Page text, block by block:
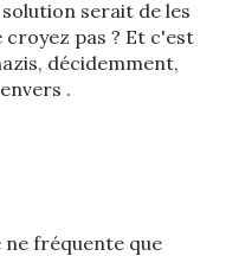
serait de les
pas ? Et c'est
décidemment,
.
ne fréquente que